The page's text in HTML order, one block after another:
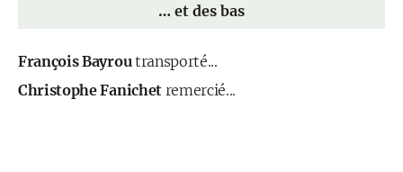
… et des bas
François Bayroutransporté...
Christophe Fanichetremercié...